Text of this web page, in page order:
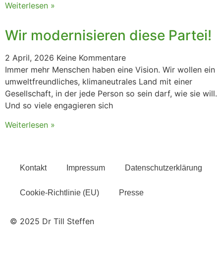
Weiterlesen »
Wir modernisieren diese Partei!
2 April, 2026 Keine Kommentare
Immer mehr Menschen haben eine Vision. Wir wollen ein
umweltfreundliches, klimaneutrales Land mit einer
Gesellschaft, in der jede Person so sein darf, wie sie will.
Und so viele engagieren sich
Weiterlesen »
Kontakt Impressum Datenschutzerklärung
Cookie-Richtlinie (EU) Presse
© 2025 Dr Till Steffen